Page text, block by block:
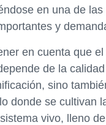
en una de
y
en cuenta que
de la
sino
donde se cultivan
vivo, lleno de